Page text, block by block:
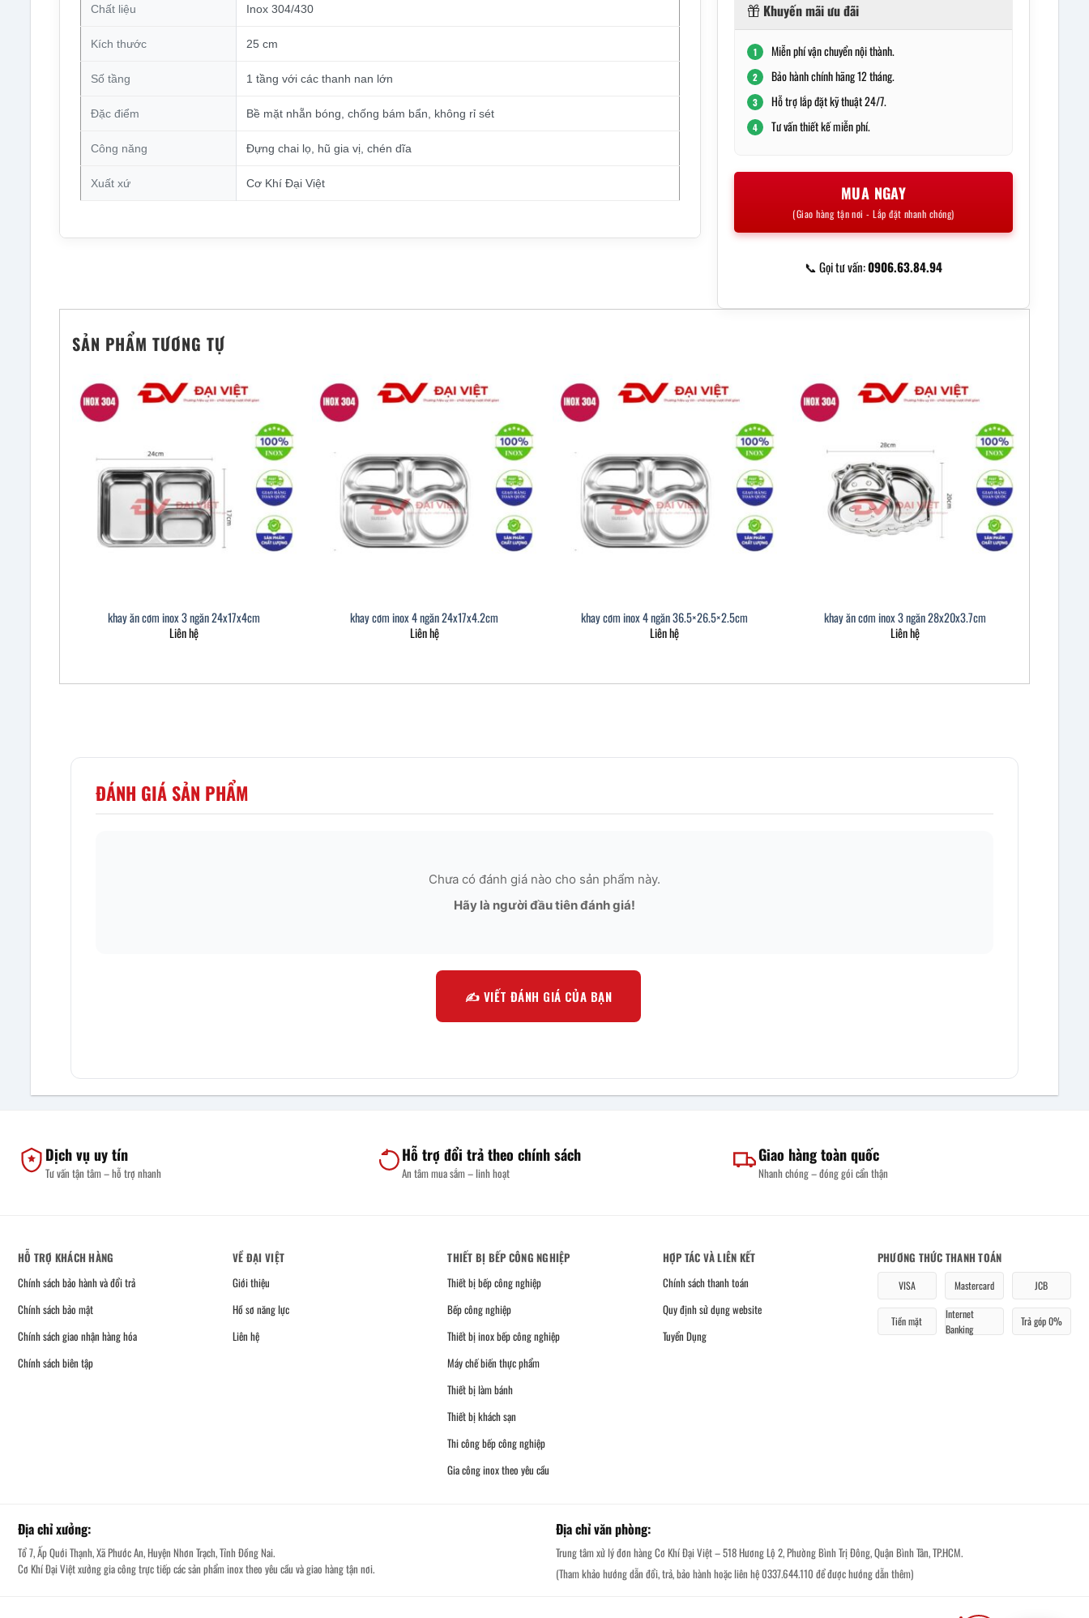
Chất liệu Inox 304/430
Kích thước 25 cm
Số tầng 1 tầng với các thanh nan lớn
Đặc điểm Bề mặt nhẵn bóng, chống bám bẩn, không rỉ sét
Công năng Đựng chai lọ, hũ gia vị, chén dĩa
Xuất xứ Cơ Khí Đại Việt
Khuyến mãi ưu đãi
1 Miễn phí vận chuyển nội thành.
2 Bảo hành chính hãng 12 tháng.
3 Hỗ trợ lắp đặt kỹ thuật 24/7.
4 Tư vấn thiết kế miễn phí.
MUA NGAY
(Giao hàng tận nơi - Lắp đặt nhanh chóng)
📞 Gọi tư vấn:0906.63.84.94
SẢN PHẨM TƯƠNG TỰ
khay ăn cơm inox 3 ngăn 24x17x4cm
Liên hệ
khay cơm inox 4 ngăn 24x17x4.2cm
Liên hệ
khay cơm inox 4 ngăn 36.5×26.5×2.5cm
Liên hệ
khay ăn cơm inox 3 ngăn 28x20x3.7cm
Liên hệ
ĐÁNH GIÁ SẢN PHẨM
Chưa có đánh giá nào cho sản phẩm này.
Hãy là người đầu tiên đánh giá!
✍️ VIẾT ĐÁNH GIÁ CỦA BẠN
Dịch vụ uy tín
Tư vấn tận tâm – hỗ trợ nhanh
Hỗ trợ đổi trả theo chính sách
An tâm mua sắm – linh hoạt
Giao hàng toàn quốc
Nhanh chóng – đóng gói cẩn thận
HỖ TRỢ KHÁCH HÀNG
Chính sách bảo hành và đổi trả
Chính sách bảo mật
Chính sách giao nhận hàng hóa
Chính sách biên tập
VỀ ĐẠI VIỆT
Giới thiệu
Hồ sơ năng lực
Liên hệ
THIẾT BỊ BẾP CÔNG NGHIỆP
Thiết bị bếp công nghiệp
Bếp công nghiệp
Thiết bị inox bếp công nghiệp
Máy chế biến thực phẩm
Thiết bị làm bánh
Thiết bị khách sạn
Thi công bếp công nghiệp
Gia công inox theo yêu cầu
HỢP TÁC VÀ LIÊN KẾT
Chính sách thanh toán
Quy định sử dụng website
Tuyển Dụng
PHƯƠNG THỨC THANH TOÁN
VISA Mastercard JCB
Tiền mặt
Internet
Banking
Trả góp 0%
Địa chỉ xưởng:
Tổ 7, Ấp Quới Thạnh, Xã Phước An, Huyện Nhơn Trạch, Tỉnh Đồng Nai.
Cơ Khí Đại Việt xưởng gia công trực tiếp các sản phẩm inox theo yêu cầu và giao hàng tận nơi.
Địa chỉ văn phòng:
Trung tâm xử lý đơn hàng Cơ Khí Đại Việt – 518 Hương Lộ 2, Phường Bình Trị Đông, Quận Bình Tân, TP.HCM.
(Tham khảo hướng dẫn đổi, trả, bảo hành hoặc liên hệ 0337.644.110 để được hướng dẫn thêm)